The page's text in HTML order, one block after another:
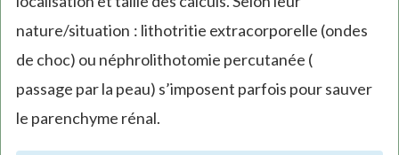
nature/situation : lithotritie extracorporelle (ondes
de choc) ou néphrolithotomie percutanée (
passage par la peau) s’imposent parfois pour sauver
le parenchyme rénal.